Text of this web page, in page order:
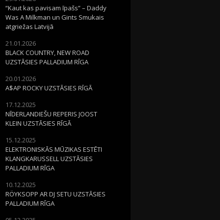
“Kaut kas pavisam īpašs” – Daddy
Was A Milkman un Gints Smukais
atgriežas Latvijā
21.01.2026
BLACK COUNTRY, NEW ROAD
UZSTĀSIES PALLADIUM RĪGA
20.01.2026
A$AP ROCKY UZSTĀSIES RĪGĀ
17.12.2025
NĪDERLANDIEŠU REPERIS JOOST
KLEIN UZSTĀSIES RĪGĀ
15.12.2025
ELEKTRONISKĀS MŪZIKAS ESTĒTI
KLANGKARUSSELL UZSTĀSIES
PALLADIUM RĪGA
10.12.2025
RÖYKSOPP AR DJ SETU UZSTĀSIES
PALLADIUM RĪGA